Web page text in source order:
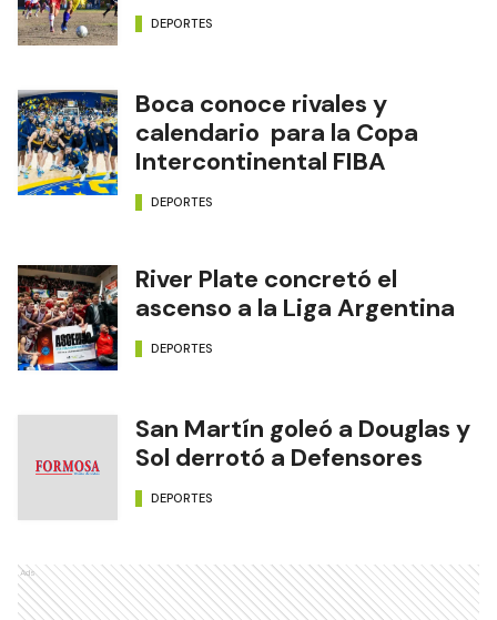
DEPORTES
Boca conoce rivales y
calendario para la Copa
Intercontinental FIBA
DEPORTES
River Plate concretó el
ascenso a la Liga Argentina
DEPORTES
San Martín goleó a Douglas y
Sol derrotó a Defensores
DEPORTES
Ads